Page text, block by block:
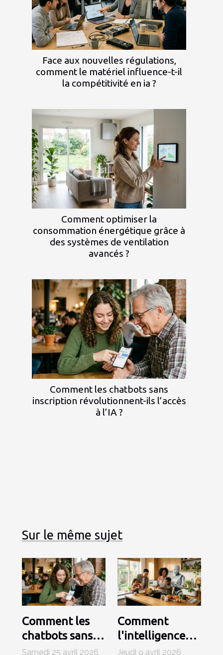
Face aux nouvelles régulations,
comment le matériel influence-t-il
la compétitivité en ia ?
Comment optimiser la
consommation énergétique grâce à
des systèmes de ventilation
avancés ?
Comment les chatbots sans
inscription révolutionnent-ils l’accès
à l’IA ?
Sur le même sujet
Comment les
chatbots sans
inscription
Samedi 25 avril 2026
Comment
l'intelligence
artificielle
Jeudi 9 avril 2026